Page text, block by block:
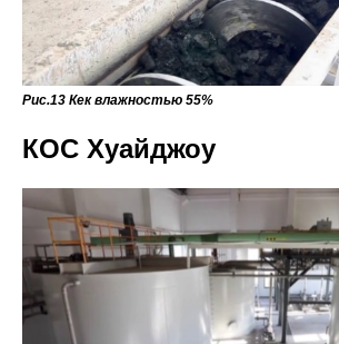
Рис.13 Кек влажностью 55%
КОС Хуайджоу